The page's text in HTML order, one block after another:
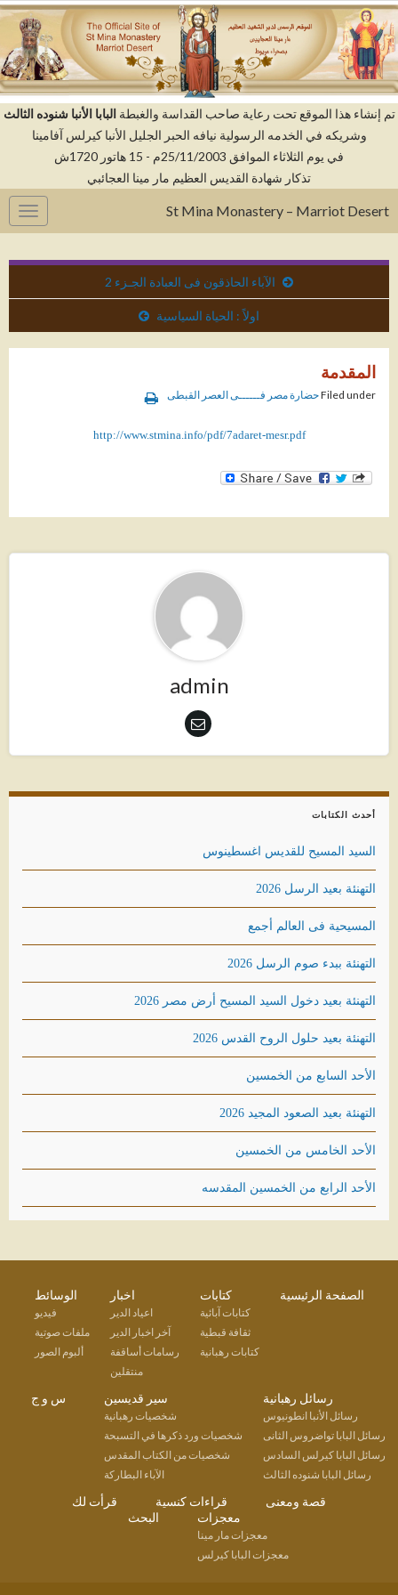
إنشاء هذا الموقع تحت رعاية صاحب القداسة والغبطةالبابا الأنبا شنوده الثالث
وشريكه في الخدمه الرسولية نيافه الحبر الجليل الأنبا كيرلس آفامينا
في يوم الثلاثاء الموافق 25/11/2003م - 15 هاتور 1720ش
تذكار شهادة القديس العظيم مار مينا العجائبي
St Mina Monastery – Marriot Desert
الآباء الحاذقون فى العبادة الجـزء 2
اولاً : الحياة السياسية
المقدمة
Filed underحضارة مصر فــــــى العصر القبطى
http://www.stmina.info/pdf/7adaret-mesr.pdf
admin
أحدث الكتابات
السيد المسيح للقديس اغسطينوس
التهنئة بعيد الرسل 2026
المسيحية فى العالم أجمع
التهنئة ببدء صوم الرسل 2026
التهنئة بعيد دخول السيد المسيح أرض مصر 2026
التهنئة بعيد حلول الروح القدس 2026
الأحد السابع من الخمسين
التهنئة بعيد الصعود المجيد 2026
الأحد الخامس من الخمسين
الأحد الرابع من الخمسين المقدسه
الصفحة الرئيسية كتابات
كتابات آبائية
ثقافة قبطية
كتابات رهبانية
اخبار
اعياد الدير
آخر اخبار الدير
رسامات أساقفة
منتقلين
الوسائط
فيديو
ملفات صوتية
ألبوم الصور
رسائل رهبانية
رسائل الأنبا انطونيوس
رسائل البابا تواضروس الثانى
رسائل البابا كيرلس السادس
رسائل البابا شنوده الثالث
سير قديسين
شخصيات رهبانية
شخصيات ورد ذكرها في التسبحة
شخصيات من الكتاب المقدس
الآباء البطاركة
س و ج
قصة ومعنى قراءات كنسية
قرأت لك
معجزات
معجزات مار مينا
معجزات البابا كيرلس
البحث